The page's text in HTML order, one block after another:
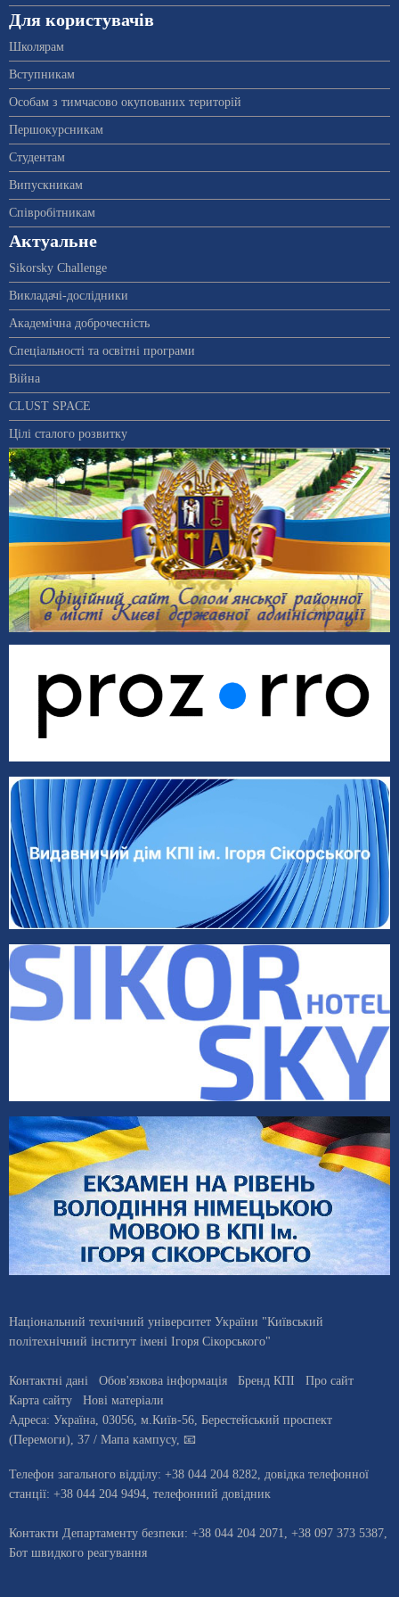
Для користувачів
Школярам
Вступникам
Особам з тимчасово окупованих територій
Першокурсникам
Студентам
Випускникам
Співробітникам
Актуальне
Sikorsky Challenge
Викладачі-дослідники
Академічна доброчесність
Спеціальності та освітні програми
Війна
CLUST SPACE
Цілі сталого розвитку
Національний технічний університет України "Київський
політехнічний інститут імені Ігоря Сікорського"
Контактні дані Обов'язкова інформація Бренд КПІ
Про сайт
Карта сайту
Нові матеріали
Адреса: Україна 03056 , м. Київ-56, Берестейський проспект
(Перемоги), 37 / Мапа кампусу, 📧
Телефон загального відділу: +38 044 204 8282 , довiдка телефонної
станцiї: +38 044 204 9494 телефонний довідник
Контакти Департаменту безпеки: +38 044 204 2071, +38 097 373 5387,
Бот швидкого реагування